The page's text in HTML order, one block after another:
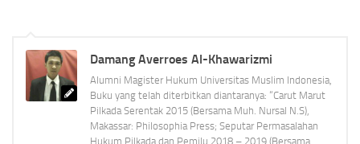
Damang Averroes Al-Khawarizmi
Alumni Magister Hukum Universitas Muslim Indonesia,
Buku yang telah diterbitkan diantaranya: “Carut Marut
Pilkada Serentak 2015 (Bersama Muh. Nursal N.S),
Makassar: Philosophia Press; Seputar Permasalahan
Hukum Pilkada dan Pemilu 2018 – 2019 (Bersama